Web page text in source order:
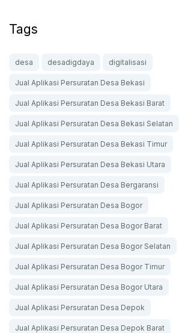
Tags
desa desadigdaya digitalisasi
Jual Aplikasi Persuratan Desa Bekasi
Jual Aplikasi Persuratan Desa Bekasi Barat
Jual Aplikasi Persuratan Desa Bekasi Selatan
Jual Aplikasi Persuratan Desa Bekasi Timur
Jual Aplikasi Persuratan Desa Bekasi Utara
Jual Aplikasi Persuratan Desa Bergaransi
Jual Aplikasi Persuratan Desa Bogor
Jual Aplikasi Persuratan Desa Bogor Barat
Jual Aplikasi Persuratan Desa Bogor Selatan
Jual Aplikasi Persuratan Desa Bogor Timur
Jual Aplikasi Persuratan Desa Bogor Utara
Jual Aplikasi Persuratan Desa Depok
Jual Aplikasi Persuratan Desa Depok Barat